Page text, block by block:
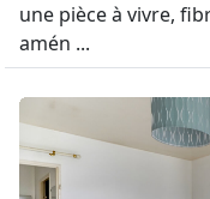
une pièce à vivre,
amén ...